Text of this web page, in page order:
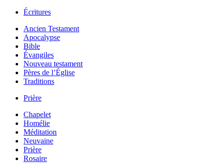
Écritures
Ancien Testament
Apocalypse
Bible
Évangiles
Nouveau testament
Pères de l’Église
Traditions
Prière
Chapelet
Homélie
Méditation
Neuvaine
Prière
Rosaire